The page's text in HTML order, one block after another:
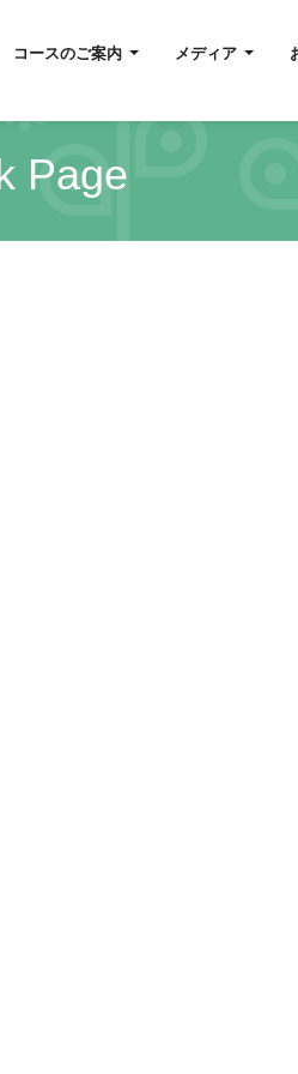
コースのご案内 メディア
Page